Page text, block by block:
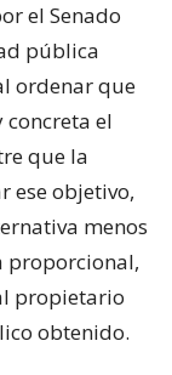
el Senado
pública
ordenar que
el
que la
ese objetivo,
menos
proporcional,
propietario
obtenido.